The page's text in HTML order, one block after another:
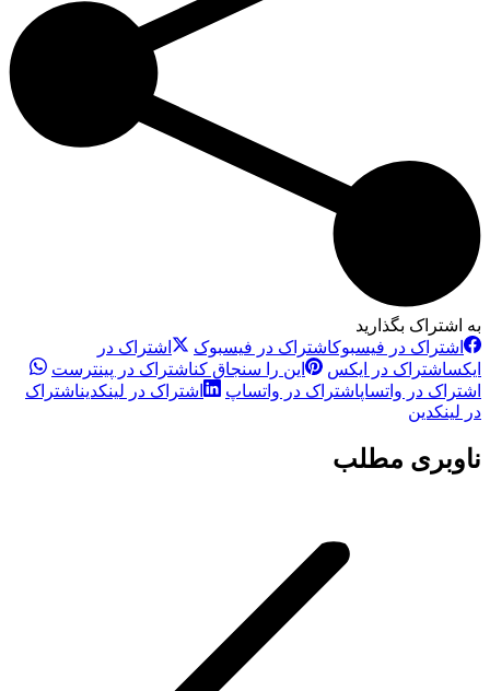
به اشتراک بگذارید
اشتراک در فیسبوکاشتراک در فیسبوک
اشتراک در
ایکساشتراک در ایکس این را سنجاق کناشتراک در پینترست
اشتراک در واتساپاشتراک در واتساپ اشتراک در لینکدیناشتراک
در لینکدین
ناوبری مطلب